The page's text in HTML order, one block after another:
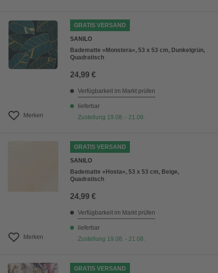
Merken
GRATIS VERSAND
SANILO
Badematte »Monstera«, 53 x 53 cm, Dunkelgrün,
Quadratisch
24,99 €
Verfügbarkeit im Markt prüfen
lieferbar
Zustellung 19.08. - 21.08.
Merken
GRATIS VERSAND
SANILO
Badematte »Hosta«, 53 x 53 cm, Beige,
Quadratisch
24,99 €
Verfügbarkeit im Markt prüfen
lieferbar
Zustellung 19.08. - 21.08.
GRATIS VERSAND